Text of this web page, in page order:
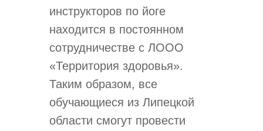
инструкторов по йоге
находится в постоянном
сотрудничестве с ЛООО
«Территория здоровья».
Таким образом, все
обучающиеся из Липецкой
области смогут провести